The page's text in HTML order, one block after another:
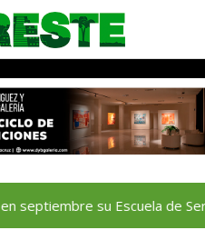
su Escuela de Servicios